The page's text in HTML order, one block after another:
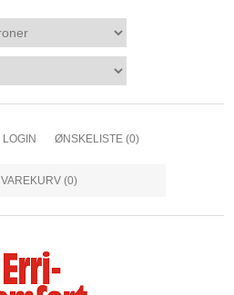
LOGIN ØNSKELISTE (0)
VAREKURV (0)